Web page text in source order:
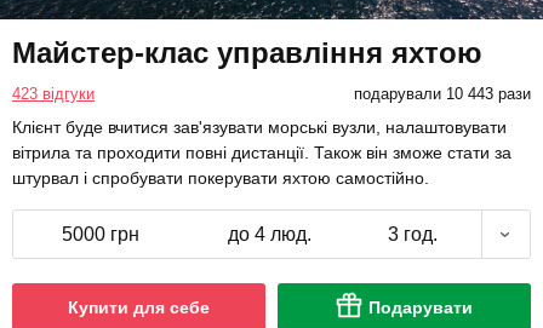
Майстер-клас управління яхтою
423 відгуки подарували 10 443 рази
Клієнт буде вчитися зав'язувати морські вузли, налаштовувати
вітрила та проходити повні дистанції. Також він зможе стати за
штурвал і спробувати покерувати яхтою самостійно.
5000 грн до 4 люд. 3 год.
Купити для себе Подарувати